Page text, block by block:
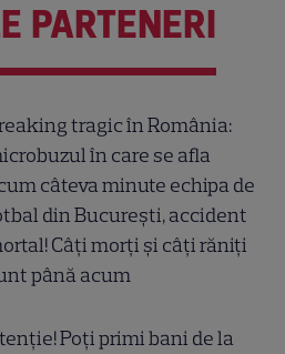
PARTENERI
tragic în România:
în care se afla
câteva minute echipa de
din București, accident
Câți morți și câți răniți
până acum
Poți primi bani de la